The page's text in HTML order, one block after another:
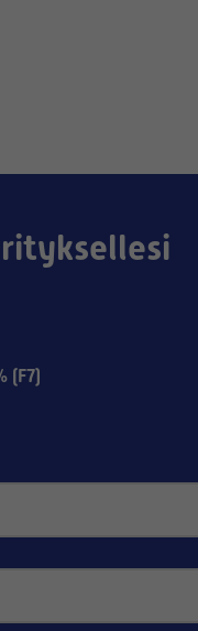
(F7)